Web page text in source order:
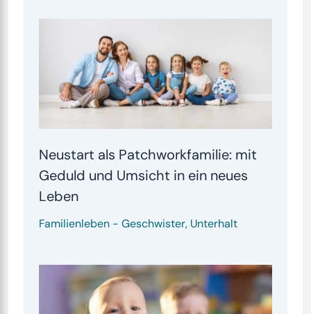
Neustart als Patchworkfamilie: mit
Geduld und Umsicht in ein neues
Leben
Familienleben- Geschwister, Unterhalt